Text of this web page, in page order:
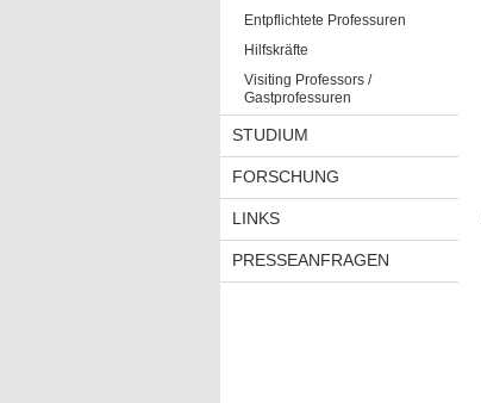
Entpflichtete Professuren
Hilfskräfte
Visiting Professors /
Gastprofessuren
STUDIUM
FORSCHUNG
LINKS
PRESSEANFRAGEN